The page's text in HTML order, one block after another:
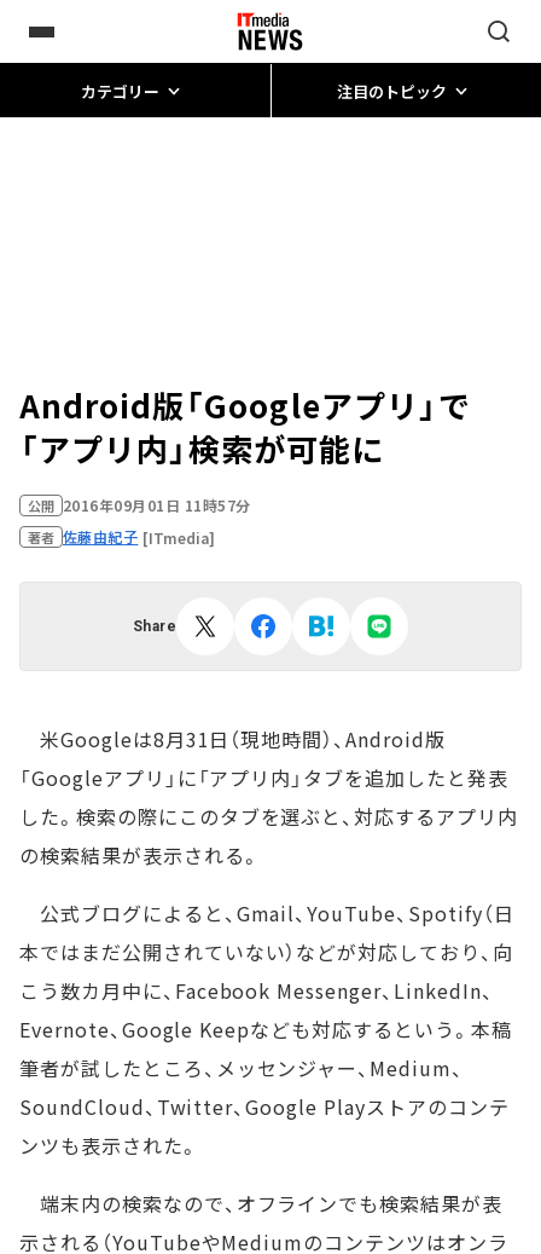
カテゴリー 注目のトピック
Android版「Googleアプリ」で
「アプリ内」検索が可能に
公開 2016年09月01日 11時57分
著者 佐藤由紀子 [ITmedia]
Share
米Googleは8月31日（現地時間）、Android版
「Googleアプリ」に「アプリ内」タブを追加したと発表
した。検索の際にこのタブを選ぶと、対応するアプリ内
の検索結果が表示される。
公式ブログによると、Gmail、YouTube、Spotify（日
本ではまだ公開されていない）などが対応しており、向
こう数カ月中に、Facebook Messenger、LinkedIn、
Evernote、Google Keepなども対応するという。本稿
筆者が試したところ、メッセンジャー、Medium、
SoundCloud、Twitter、Google Playストアのコンテ
ンツも表示された。
端末内の検索なので、オフラインでも検索結果が表
示される（YouTubeやMediumのコンテンツはオンラ